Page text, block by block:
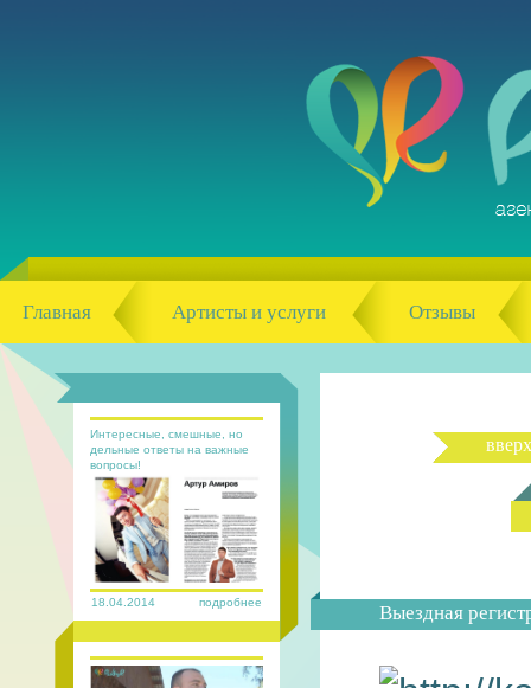
Главная Артисты и услуги Отзывы
18.04.2014 подробнее
Интересные, смешные, но
дельные ответы на важные
вопросы!
вверх
Выездная